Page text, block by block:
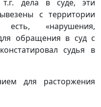
т.г. дела в суде, эти
с территории
«нарушения,
обращения в суд с
судья в
для расторжения